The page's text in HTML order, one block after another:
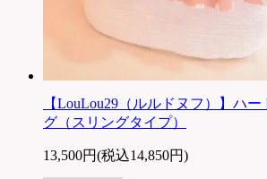
【LouLou29（ルルドヌフ）】ハ
グ（スリングタイプ）
13,500円(税込14,850円)